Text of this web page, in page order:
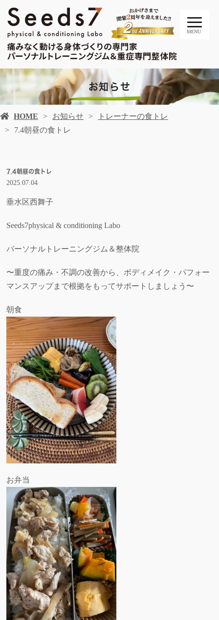
MENU
お知らせ
HOME お知らせ
トレーナーの食トレ
7.4朝昼の食トレ
7.4朝昼の食トレ
2025.07.04
垂水区西舞子
Seeds7physical & conditioning Labo
パーソナルトレーニングジム＆整体院
〜重度の痛み・不調の改善から、ボディメイク・パフォー
マンスアップまで根拠をもってサポートしましょう〜
朝食
お弁当